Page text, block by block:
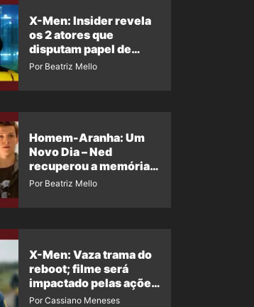
X-Men: Insider revela
os 2 atores que
disputam papel de
Professor X
Por Beatriz Mello
Homem-Aranha: Um
Novo Dia – Ned
recuperou a memória?
Ator quebra o silêncio
Por Beatriz Mello
X-Men: Vaza trama do
reboot; filme será
impactado pelas ações
de Jean Grey em
Por Cassiano Meneses